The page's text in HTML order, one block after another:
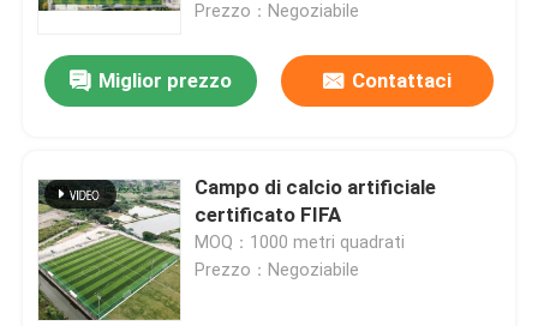
Prezzo：Negoziabile
Miglior prezzo Contattaci
Campo di calcio artificiale
certificato FIFA
MOQ：1000 metri quadrati
Prezzo：Negoziabile